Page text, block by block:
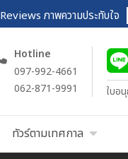
Reviews ภาพความประทับใจ
Hotline
097-992-4661
062-871-9991
ใบอ
ทัวร์ตามเทศกาล